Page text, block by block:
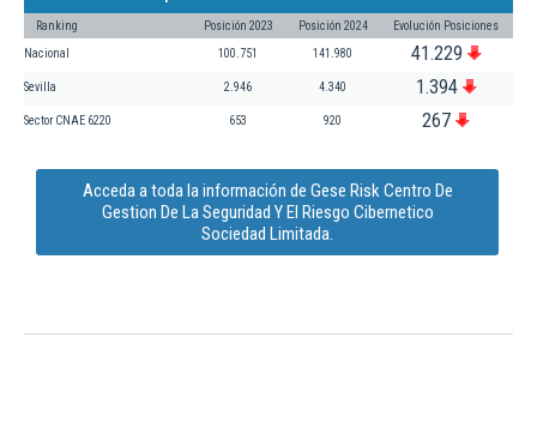
Ranking Posición 2023 Posición 2024 Evolución Posiciones
Nacional 100.751 141.980 41.229
Sevilla 2.946 4.340 1.394
Sector CNAE 6220 653 920 267
Acceda a toda la información de Gese Risk Centro De
Gestion De La Seguridad Y El Riesgo Cibernetico
Sociedad Limitada.